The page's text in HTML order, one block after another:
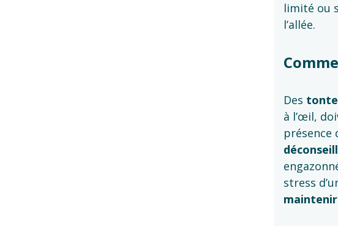
limité ou
l’allée.
Des
à l’œil,
présence
stress